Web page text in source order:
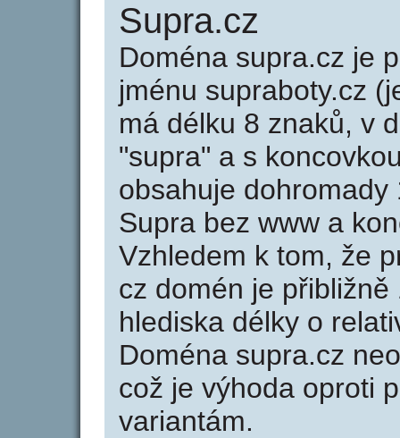
Supra.cz
Doména supra.cz je
jménu supraboty.cz
má délku 8 znaků, v
"supra" a s
obsahuje
Supra bez www a
Vzhledem k tom, že
cz domén je
hlediska délky o
Doména supra.cz
což je výhoda oproti
variantám.